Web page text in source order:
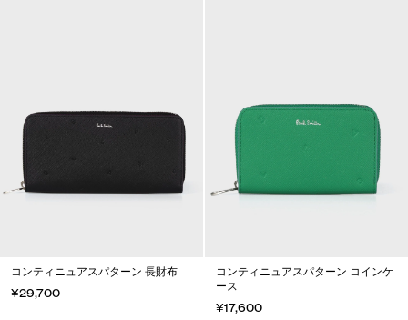
コンティニュアスパターン 長財布
¥29,700
コンティニュアスパターン コインケ
ース
¥17,600